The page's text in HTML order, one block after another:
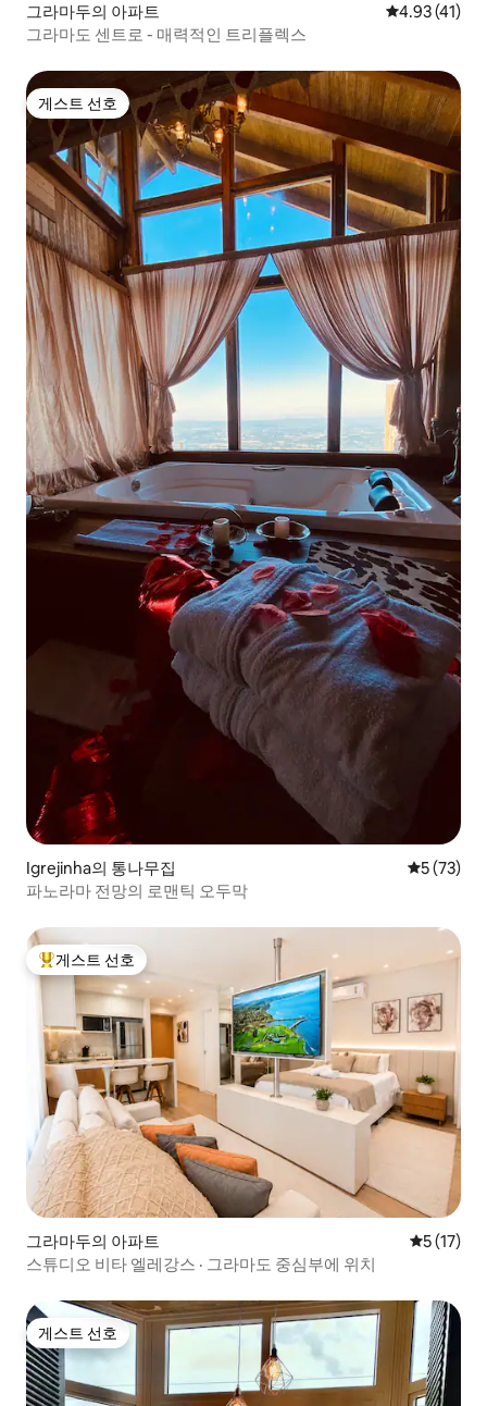
그라마두의 아파트 평점 4.93점
4.93 (41)
그라마도 센트로 - 매력적인 트리플렉스
게스트 선호
게스트 선호
Igrejinha의 통나무집 평점 5점
5 (73)
파노라마 전망의 로맨틱 오두막
상위 게스트 선호
게스트 선호
그라마두의 아파트 평점 5점
5 (17)
스튜디오 비타 엘레강스 · 그라마도 중심부에 위치
게스트 선호
게스트 선호